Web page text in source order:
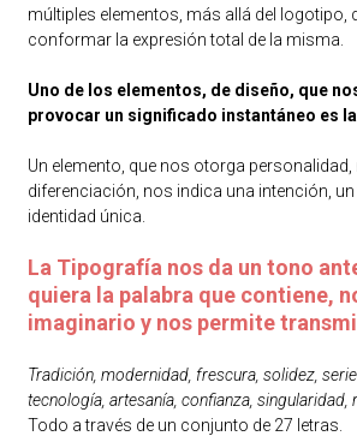
múltiples elementos, más allá del logotipo,
conformar la expresión total de la misma.
Uno de los elementos, de diseño, que
provocar un significado instantáneo es
Un elemento, que nos otorga personalidad,
diferenciación, nos indica una intención,
identidad única.
La Tipografía nos da un tono
quiera la palabra que contiene,
imaginario y nos permite
Tradición, modernidad, frescura, solidez,
tecnología, artesanía, confianza, singularidad,
Todo a través de un conjunto de 27 letras.